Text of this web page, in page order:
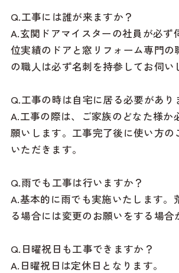
Q.工事には誰が来ますか？
A.玄関ドアマイスターの社員が必ず
位実績のドアと窓リフォーム専門の
の職人は必ず名刺を持参してお伺い
Q.工事の時は自宅に居る必要があり
A.工事の際は、ご家族のどなた様か
願いします。工事完了後に使い方の
いただきます。
Q.雨でも工事は行いますか？
A.基本的に雨でも実施いたします。
る場合には変更のお願いをする場合
Q.日曜祝日も工事できますか？
A.日曜祝日は定休日となります。